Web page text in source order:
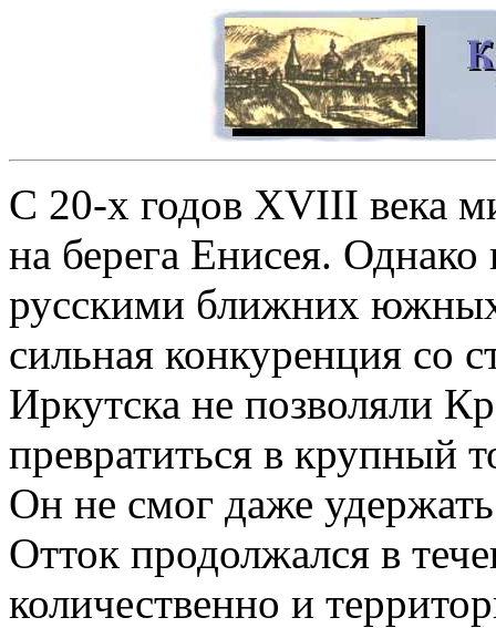
С 20-х годов XVIII века
на берега Енисея. Однако
русскими ближних
сильная конкуренция со
Иркутска не позволяли
превратиться в крупный
Он не смог даже
Отток продолжался в
количественно и